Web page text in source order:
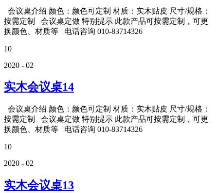
会议桌介绍 颜色：颜色可定制 材质：实木贴皮 尺寸/规格：
按需定制 会议桌定做 特别提示 此款产品可按需定制，可更
换颜色、材质等 电话咨询 010-83714326
10
2020 - 02
实木会议桌14
会议桌介绍 颜色：颜色可定制 材质：实木贴皮 尺寸/规格：
按需定制 会议桌定做 特别提示 此款产品可按需定制，可更
换颜色、材质等 电话咨询 010-83714326
10
2020 - 02
实木会议桌13